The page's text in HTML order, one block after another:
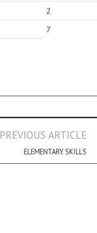
2
7
PREVIOUS ARTICLE
ELEMENTARY. SKILLS